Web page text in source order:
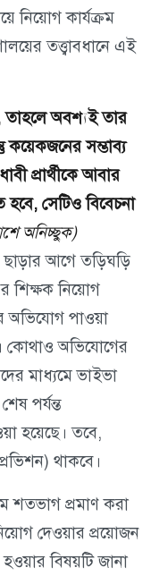
নিয়োগ কার্যক্রম
তত্ত্বাবধানে এই
তাহলে অবশ্যই তার
কয়েকজনের সম্ভাব্য
প্রার্থীকে আবার
সেটিও বিবেচনা
অনিচ্ছুক)
ছাড়ার আগে তড়িঘড়ি
শিক্ষক নিয়োগ
অভিযোগ পাওয়া
কোথাও অভিযোগের
মাধ্যমে ভাইভা
পর্যন্ত
হয়েছে। তবে,
থাকবে।
শতভাগ প্রমাণ করা
দেওয়ার প্রয়োজন
বিষয়টি জানা